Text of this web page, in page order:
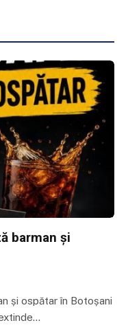
barman și
și ospătar în Botoșani